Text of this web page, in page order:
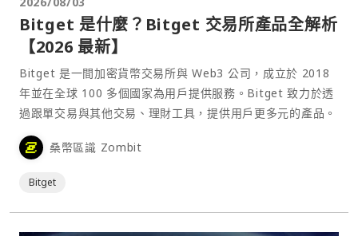
Bitget 是什麼？Bitget 交易所產品全解析
【2026 最新】
Bitget 是一間加密貨幣交易所與 Web3 公司，成立於 2018
年並在全球 100 多個國家為用戶提供服務。Bitget 致力於透
過跟單交易與其他交易、理財工具，提供用戶更多元的產品。
桑幣區識 Zombit
Bitget